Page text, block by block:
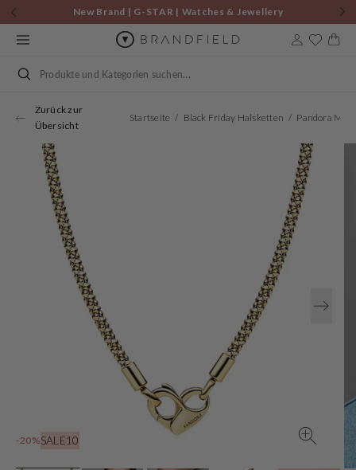
Zum
Inhalt
springen
New Brand | G-STAR | Watches & Jewellery
Suchen
Zurück zur
Übersicht
Startseite Black Friday Halsketten
-20%SALE10
Galerieansicht